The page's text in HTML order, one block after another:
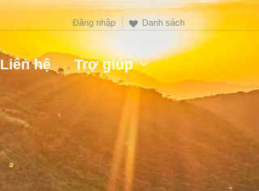
Đăng nhập Danh sách
Liên hệ Trợ giúp